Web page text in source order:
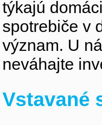
týkajú
spotrebiče v
význam. U
neváhajte
Vstavané